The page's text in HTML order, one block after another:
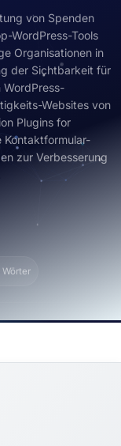
von Spenden
WordPress-Tools
Organisationen in
der Sichtbarkeit für
WordPress-
Websites von
Plugins for
Kontaktformular-
zur Verbesserung
Wörter